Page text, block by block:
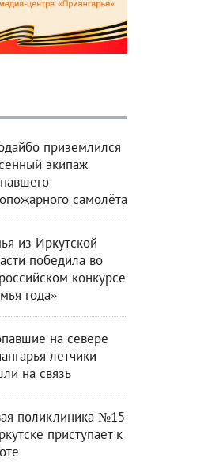
приземлился
экипаж
самолёта
из Иркутской
победила во
конкурсе
года»
на севере
летчики
на связь
поликлиника №15
приступает к